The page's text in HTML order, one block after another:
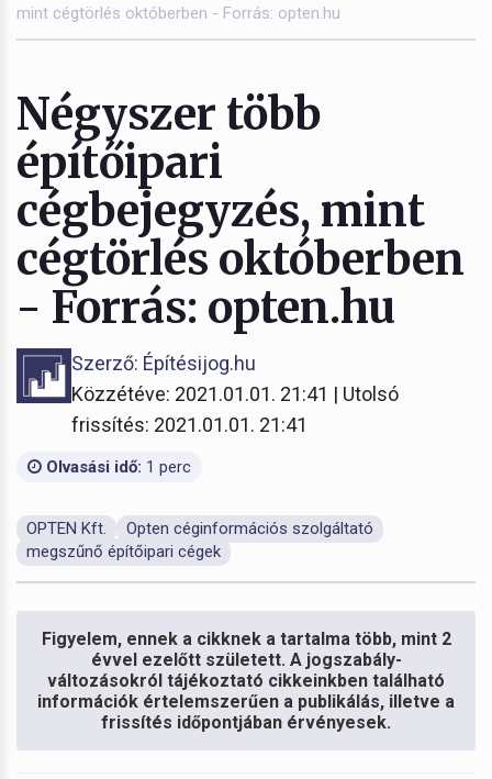
mint cégtörlés októberben - Forrás: opten.hu
Négyszer több
építőipari
cégbejegyzés, mint
cégtörlés októberben
- Forrás: opten.hu
Szerző: Építésijog.hu
Közzétéve: 2021.01.01. 21:41 | Utolsó
frissítés: 2021.01.01. 21:41
Olvasási idő: 1 perc
OPTEN Kft.
Opten céginformációs szolgáltató
megszűnő építőipari cégek
Figyelem, ennek a cikknek a tartalma több, mint 2
évvel ezelőtt született. A jogszabály-
változásokról tájékoztató cikkeinkben található
információk értelemszerűen a publikálás, illetve a
frissítés időpontjában érvényesek.